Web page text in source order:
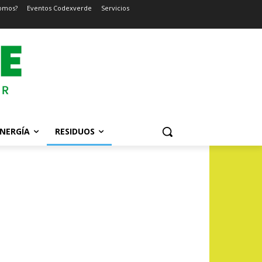
Eventos Codexverde Servicios
RESIDUOS